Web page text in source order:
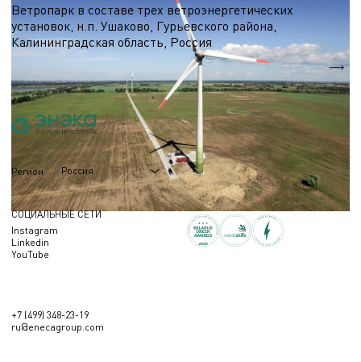
Ветропарк в составе трех ветроэнергетических
установок, н.п. Ушаково, Гурьевского района,
Калининградская область, Россия
Регион Россия
СОЦИАЛЬНЫЕ СЕТИ
Instagram
Linkedin
YouTube
+7 (499) 348-23-19
ru@enecagroup.com